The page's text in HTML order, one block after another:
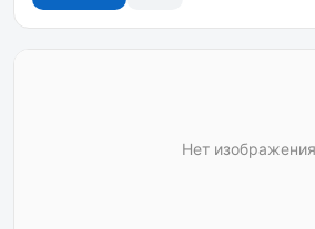
Нет изображения